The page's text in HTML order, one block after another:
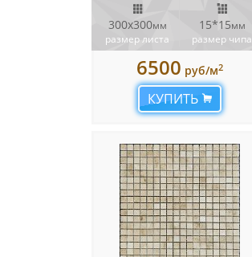
300х300мм
размер листа
15*15мм
размер чипа
6500 руб/м2
КУПИТЬ